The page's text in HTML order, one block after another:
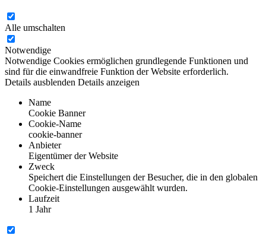
Alle umschalten
Notwendige
Notwendige Cookies ermöglichen grundlegende Funktionen und
sind für die einwandfreie Funktion der Website erforderlich.
Details ausblenden Details anzeigen
Name
Cookie Banner
Cookie-Name
cookie-banner
Anbieter
Eigentümer der Website
Zweck
Speichert die Einstellungen der Besucher, die in den globalen
Cookie-Einstellungen ausgewählt wurden.
Laufzeit
1 Jahr